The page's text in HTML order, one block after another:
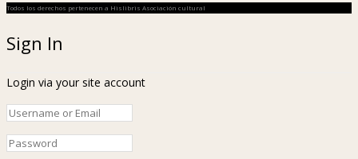
Todos los derechos pertenecen a Hislibris Asociación cultural
Sign In
Login via your site account